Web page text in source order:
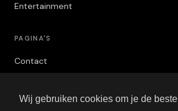
Wij gebruiken cookies om je de beste
Entertainment
PAGINA'S
Contact
Algemene Voorwaarden